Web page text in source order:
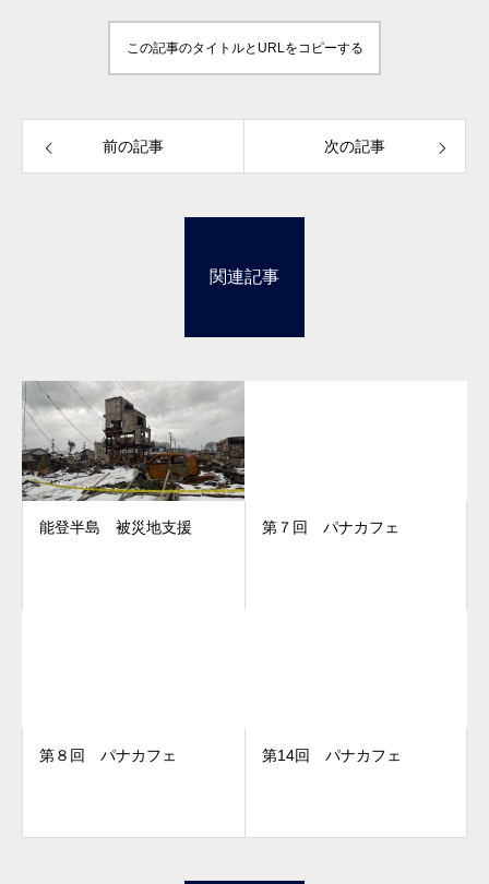
この記事のタイトルとURLをコピーする
前の記事 次の記事
関連記事
能登半島 被災地支援 第７回 パナカフェ
第８回 パナカフェ 第14回 パナカフェ